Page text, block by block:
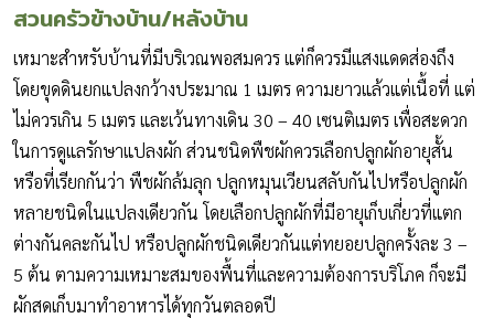
สวนครัวข้างบ้าน/หลังบ้าน
เหมาะสำหรับบ้านที่มีบริเวณพอสมควร แต่ก็ควรมีแสงแดดส่องถึง
โดยขุดดินยกแปลงกว้างประมาณ 1 เมตร ความยาวแล้วแต่เนื้อที่ แต่
ไม่ควรเกิน 5 เมตร และเว้นทางเดิน 30 – 40 เซนติเมตร เพื่อสะดวก
ในการดูแลรักษาแปลงผัก ส่วนชนิดพืชผักควรเลือกปลูกผักอายุสั้น
หรือที่เรียกกันว่า พืชผักล้มลุก ปลูกหมุนเวียนสลับกันไปหรือปลูกผัก
หลายชนิดในแปลงเดียวกัน โดยเลือกปลูกผักที่มีอายุเก็บเกี่ยวที่แตก
ต่างกันคละกันไป หรือปลูกผักชนิดเดียวกันแต่ทยอยปลูกครั้งละ 3 –
5 ต้น ตามความเหมาะสมของพื้นที่และความต้องการบริโภค ก็จะมี
ผักสดเก็บมาทำอาหารได้ทุกวันตลอดปี